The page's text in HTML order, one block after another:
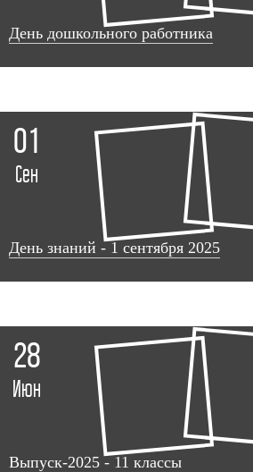
День дошкольного работника
01
Сен
День знаний - 1 сентября 2025
28
Июн
Выпуск-2025 - 11 классы